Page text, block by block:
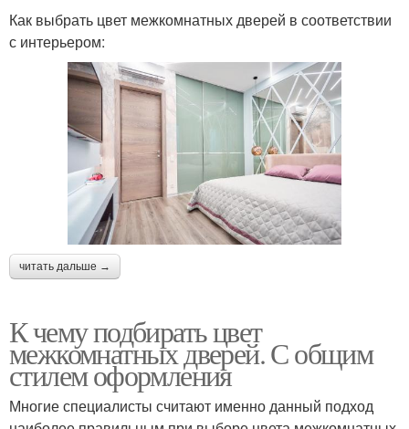
Как выбрать цвет межкомнатных дверей в соответствии
с интерьером:
читать дальше →
К чему подбирать цвет
межкомнатных дверей. С общим
стилем оформления
Многие специалисты считают именно данный подход